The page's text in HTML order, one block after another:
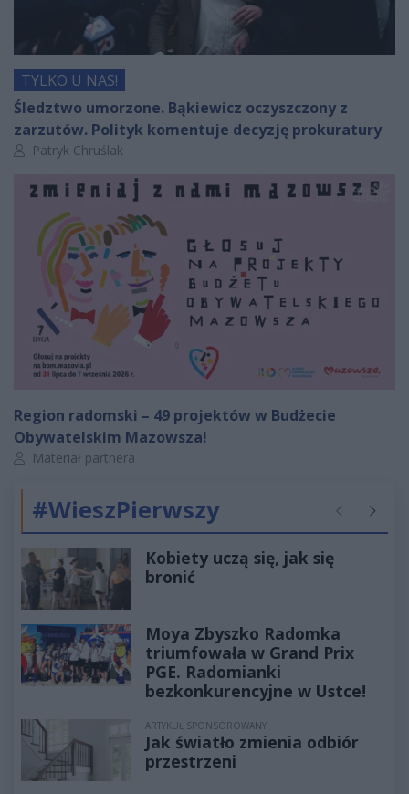
TYLKO U NAS!
Śledztwo umorzone. Bąkiewicz oczyszczony z
zarzutów. Polityk komentuje decyzję prokuratury
Autor artykułu:
Patryk Chruślak
Region radomski – 49 projektów w Budżecie
Obywatelskim Mazowsza!
Autor artykułu:
Materiał partnera
#WieszPierwszy Poprzednie
Kobiety uczą się, jak się
bronić
Moya Zbyszko Radomka
triumfowała w Grand Prix
PGE. Radomianki
bezkonkurencyjne w Ustce!
ARTYKUŁ SPONSOROWANY
Jak światło zmienia odbiór
przestrzeni